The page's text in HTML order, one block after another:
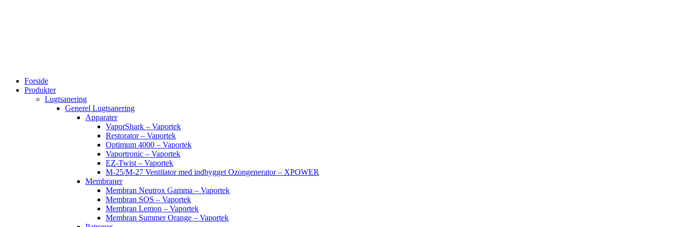
Forside
Produkter
Lugtsanering
Generel Lugtsanering
Apparater
VaporShark – Vaportek
Restorator – Vaportek
Optimum 4000 – Vaportek
Vaportronic – Vaportek
EZ-Twist – Vaportek
M-25/M-27 Ventilator med indbygget Ozongenerator – XPOWER
Membraner
Membran Neutrox Gamma – Vaportek
Membran SOS – Vaportek
Membran Lemon – Vaportek
Membran Summer Orange – Vaportek